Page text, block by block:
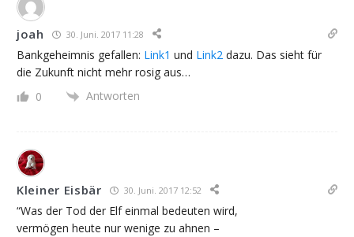
joah 30. Juni. 2017 11:28
Bankgeheimnis gefallen: Link1 und Link2 dazu. Das sieht für
die Zukunft nicht mehr rosig aus…
0
Antworten
Kleiner Eisbär 30. Juni. 2017 12:52
“Was der Tod der Elf einmal bedeuten wird,
vermögen heute nur wenige zu ahnen –